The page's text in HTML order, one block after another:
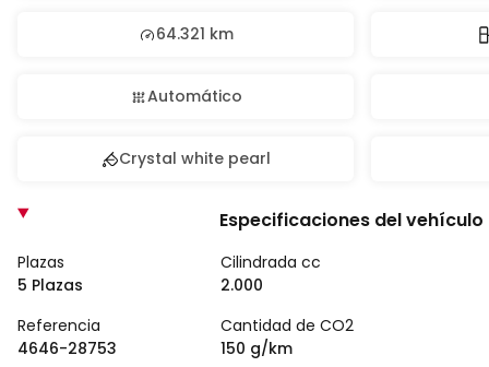
64.321 km
Automático
Crystal white pearl
Especificaciones del vehículo
Plazas
5 Plazas
Cilindrada cc
2.000
Referencia
4646-28753
Cantidad de CO2
150 g/km